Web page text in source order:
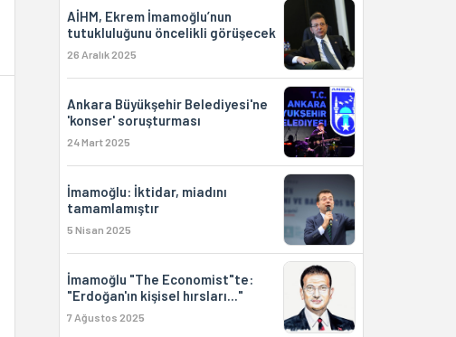
AİHM, Ekrem İmamoğlu’nun
tutukluluğunu öncelikli görüşecek
26 Aralık 2025
Ankara Büyükşehir Belediyesi'ne
'konser' soruşturması
24 Mart 2025
İmamoğlu: İktidar, miadını
tamamlamıştır
5 Nisan 2025
İmamoğlu "The Economist"te:
"Erdoğan'ın kişisel hırsları..."
7 Ağustos 2025